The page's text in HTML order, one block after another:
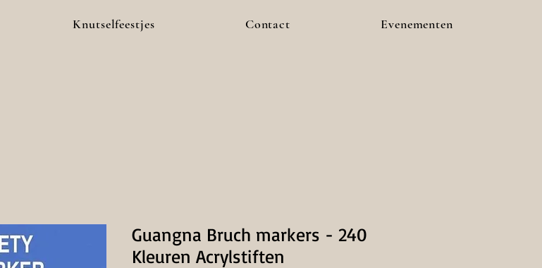
Knutselfeestjes Contact Evenementen
Guangna Bruch markers - 240
Kleuren Acrylstiften